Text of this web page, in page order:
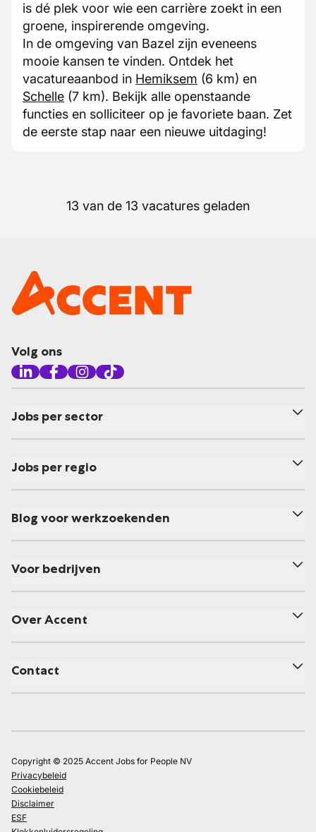
is dé plek voor wie een carrière zoekt in een
groene, inspirerende omgeving.
In de omgeving van Bazel zijn eveneens
mooie kansen te vinden. Ontdek het
vacatureaanbod in Hemiksem (6 km) en
Schelle (7 km). Bekijk alle openstaande
functies en solliciteer op je favoriete baan. Zet
de eerste stap naar een nieuwe uitdaging!
13 van de 13 vacatures geladen
Volg ons
Jobs per sector
Jobs per regio
Blog voor werkzoekenden
Voor bedrijven
Over Accent
Contact
Copyright © 2025 Accent Jobs for People NV
Privacybeleid
Cookiebeleid
Disclaimer
ESF